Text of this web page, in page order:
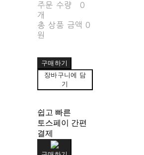
주문 수량
0
개
총 상품 금액 0
원
구매하기
장바구니에 담
기
쉽고 빠른
토스페이 간편
결제